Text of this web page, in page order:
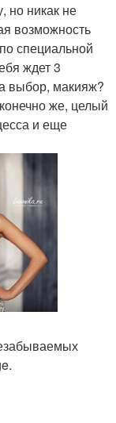
но никак не
возможность
специальной
ждет 3
выбор, макияж?
же, целый
и еще